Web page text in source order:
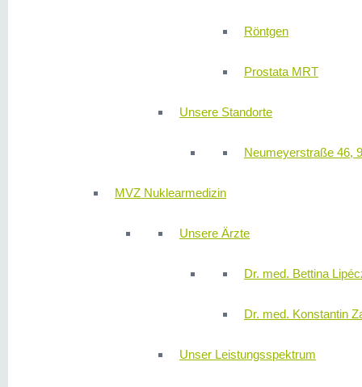
Röntgen
Prostata MRT
Unsere Standorte
Neumeyerstraße 46,
MVZ Nuklearmedizin
Unsere Ärzte
Dr. med. Bettina
Dr. med. Konstantin
Unser Leistungsspektrum